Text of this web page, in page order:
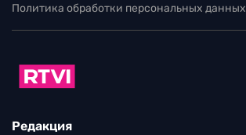
Политика обработки персональных данных
Редакция